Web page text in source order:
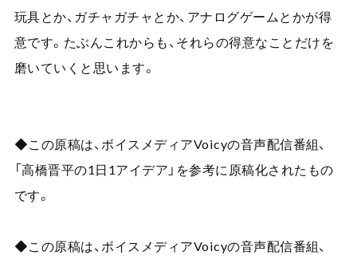
玩具とか、ガチャガチャとか、アナログゲームとかが得
意です。たぶんこれからも、それらの得意なことだけを
磨いていくと思います。
◆この原稿は、ボイスメディアVoicyの音声配信番組、
「高橋晋平の1 日 1アイデア」を参考に原稿化されたもの
です。
◆この原稿は、ボイスメディアVoicyの音声配信番組、